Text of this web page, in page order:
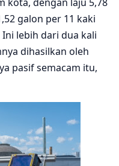
galon per 11 kaki
lebih dari dua kali
dihasilkan oleh
pasif semacam itu,